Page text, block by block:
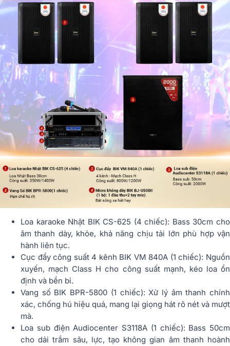
Loa karaoke Nhật BIK CS-625 (4 chiếc): Bass 30cm cho
âm thanh dày, khỏe, khả năng chịu tải lớn phù hợp vận
hành liên tục.
Cục đẩy công suất 4 kênh BIK VM 840A (1 chiếc): Nguồn
xuyến, mạch Class H cho công suất mạnh, kéo loa ổn
định và bền bỉ.
Vang số BIK BPR-5800 (1 chiếc): Xử lý âm thanh chính
xác, chống hú hiệu quả, mang lại giọng hát rõ nét và mượt
mà.
Loa sub điện Audiocenter S3118A (1 chiếc): Bass 50cm
cho dải trầm sâu, lực, tạo không gian âm thanh hoành